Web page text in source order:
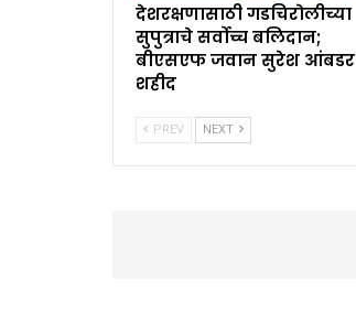
देशरक्षणासाठी गडचिरोलीच्या
सुपुत्राचे सर्वोच्च बलिदान;
बीएसएफ जवान सुरेश आंबडर
शहीद
PREV NEXT